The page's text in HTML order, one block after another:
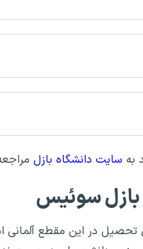
به سایت دانشگاه بازل
بازل سوئیس
در این مقطع آلمانی